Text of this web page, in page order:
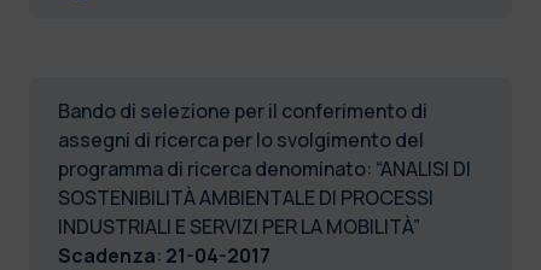
Bando di selezione per il conferimento di
assegni di ricerca per lo svolgimento del
programma di ricerca denominato: “ANALISI DI
SOSTENIBILITÀ AMBIENTALE DI PROCESSI
INDUSTRIALI E SERVIZI PER LA MOBILITÀ”
Scadenza: 21-04-2017